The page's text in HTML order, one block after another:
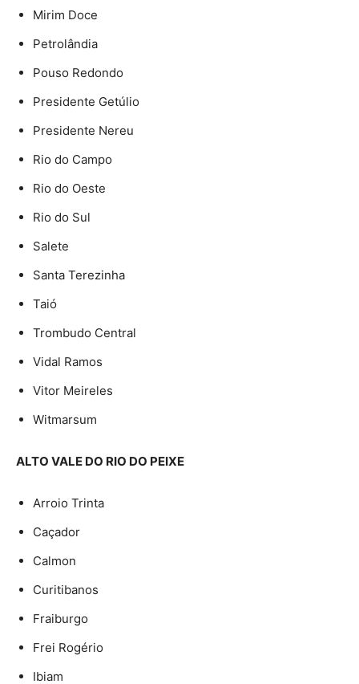
Mirim Doce
Petrolândia
Pouso Redondo
Presidente Getúlio
Presidente Nereu
Rio do Campo
Rio do Oeste
Rio do Sul
Salete
Santa Terezinha
Taió
Trombudo Central
Vidal Ramos
Vitor Meireles
Witmarsum
ALTO VALE DO RIO DO PEIXE
Arroio Trinta
Caçador
Calmon
Curitibanos
Fraiburgo
Frei Rogério
Ibiam